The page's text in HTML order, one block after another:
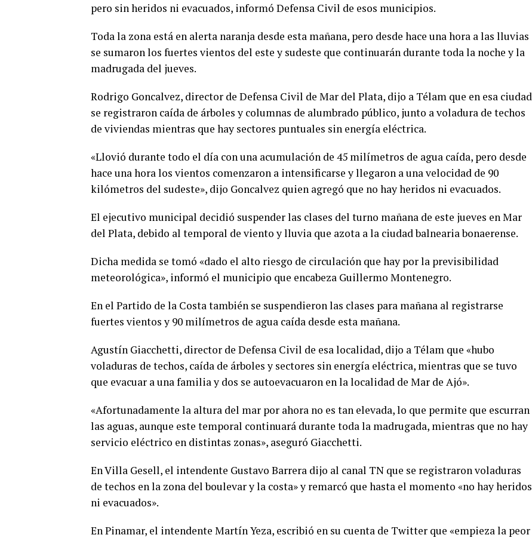
pero sin heridos ni evacuados, informó Defensa Civil de esos municipios.
Toda la zona está en alerta naranja desde esta mañana, pero desde hace una hora a las lluvias
se sumaron los fuertes vientos del este y sudeste que continuarán durante toda la noche y la
madrugada del jueves.
Rodrigo Goncalvez, director de Defensa Civil de Mar del Plata, dijo a Télam que en esa ciudad
se registraron caída de árboles y columnas de alumbrado público, junto a voladura de techos
de viviendas mientras que hay sectores puntuales sin energía eléctrica.
«Llovió durante todo el día con una acumulación de 45 milímetros de agua caída, pero desde
hace una hora los vientos comenzaron a intensificarse y llegaron a una velocidad de 90
kilómetros del sudeste», dijo Goncalvez quien agregó que no hay heridos ni evacuados.
El ejecutivo municipal decidió suspender las clases del turno mañana de este jueves en Mar
del Plata, debido al temporal de viento y lluvia que azota a la ciudad balnearia bonaerense.
Dicha medida se tomó «dado el alto riesgo de circulación que hay por la previsibilidad
meteorológica», informó el municipio que encabeza Guillermo Montenegro.
En el Partido de la Costa también se suspendieron las clases para mañana al registrarse
fuertes vientos y 90 milímetros de agua caída desde esta mañana.
Agustín Giacchetti, director de Defensa Civil de esa localidad, dijo a Télam que «hubo
voladuras de techos, caída de árboles y sectores sin energía eléctrica, mientras que se tuvo
que evacuar a una familia y dos se autoevacuaron en la localidad de Mar de Ajó».
«Afortunadamente la altura del mar por ahora no es tan elevada, lo que permite que escurran
las aguas, aunque este temporal continuará durante toda la madrugada, mientras que no hay
servicio eléctrico en distintas zonas», aseguró Giacchetti.
En Villa Gesell, el intendente Gustavo Barrera dijo al canal TN que se registraron voladuras
de techos en la zona del boulevar y la costa» y remarcó que hasta el momento «no hay heridos
ni evacuados».
En Pinamar, el intendente Martín Yeza, escribió en su cuenta de Twitter que «empieza la peor